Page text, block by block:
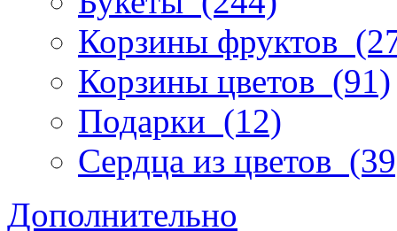
Корзины фруктов
Корзины цветов (91)
Подарки (12)
Сердца из цветов
Дополнительно